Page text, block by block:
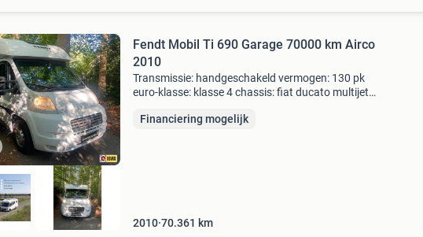
Fendt Mobil Ti 690 Garage 70000 km Airco
2010
Transmissie: handgeschakeld vermogen: 130 pk
euro-klasse: klasse 4 chassis: fiat ducato multijet
lengte: 690 cm. Totale hoogte: 286 cm. Leeg-
Financiering mogelijk
2010 70.361 km